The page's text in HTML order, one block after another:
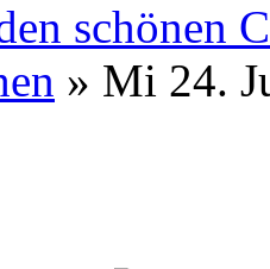
schönen
» Mi 24.